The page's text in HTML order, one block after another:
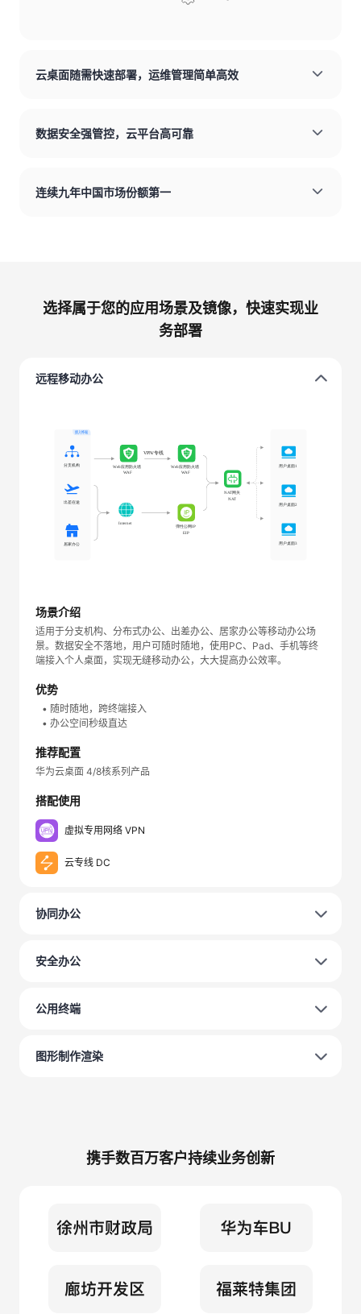
云桌面随需快速部署，运维管理简单高效
数据安全强管控，云平台高可靠
连续九年中国市场份额第一
选择属于您的应用场景及镜像，快速实现业
务部署
远程移动办公
场景介绍
适用于分支机构、分布式办公、出差办公、居家办公等移动办公场
景。数据安全不落地，用户可随时随地，使用PC、Pad、手机等终
端接入个人桌面，实现无缝移动办公，大大提高办公效率。
优势
• 随时随地，跨终端接入
• 办公空间秒级直达
推荐配置
华为云桌面 4/8核系列产品
搭配使用
虚拟专用网络 VPN
云专线 DC
协同办公
安全办公
公用终端
图形制作渲染
携手数百万客户持续业务创新